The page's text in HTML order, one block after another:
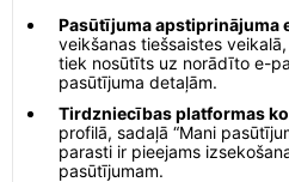
Pasūtījuma apstiprinājuma
veikšanas tiešsaistes
tiek nosūtīts uz norādīto e-
pasūtījuma detaļām.
Tirdzniecības platformas
profilā, sadaļā “Mani
parasti ir pieejams
pasūtījumam.